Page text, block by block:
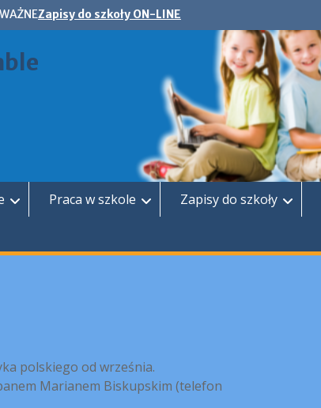
WAŻNEZapisy do szkoły ON-LINE
Praca w szkole Zapisy do szkoły
polskiego od września.
Marianem Biskupskim (telefon